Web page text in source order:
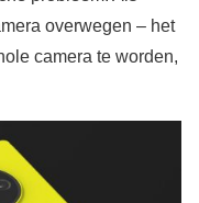
overwegen – het
camera te worden,